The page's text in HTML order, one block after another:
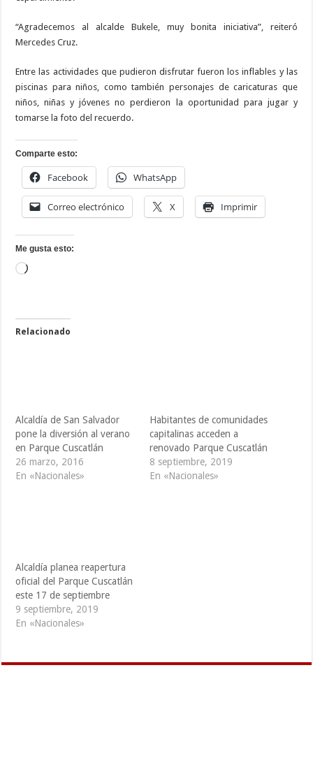
“Agradecemos al alcalde Bukele, muy bonita iniciativa”, reiteró
Mercedes Cruz.
Entre las actividades que pudieron disfrutar fueron los inflables y las
piscinas para niños, como también personajes de caricaturas que
niños, niñas y jóvenes no perdieron la oportunidad para jugar y
tomarse la foto del recuerdo.
Comparte esto:
Facebook WhatsApp
Correo electrónico X Imprimir
Me gusta esto:
Cargando...
Relacionado
Alcaldía de San Salvador
pone la diversión al verano
en Parque Cuscatlán
26 marzo, 2016
En «Nacionales»
Habitantes de comunidades
capitalinas acceden a
renovado Parque Cuscatlán
8 septiembre, 2019
En «Nacionales»
Alcaldía planea reapertura
oficial del Parque Cuscatlán
este 17 de septiembre
9 septiembre, 2019
En «Nacionales»